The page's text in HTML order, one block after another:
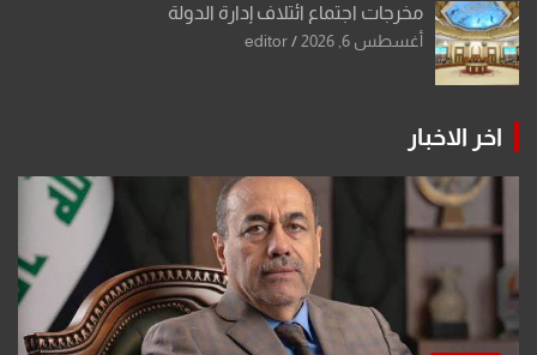
مخرجات اجتماع ائتلاف إدارة الدولة
أغسطس 6, 2026 editor
اخر الاخبار